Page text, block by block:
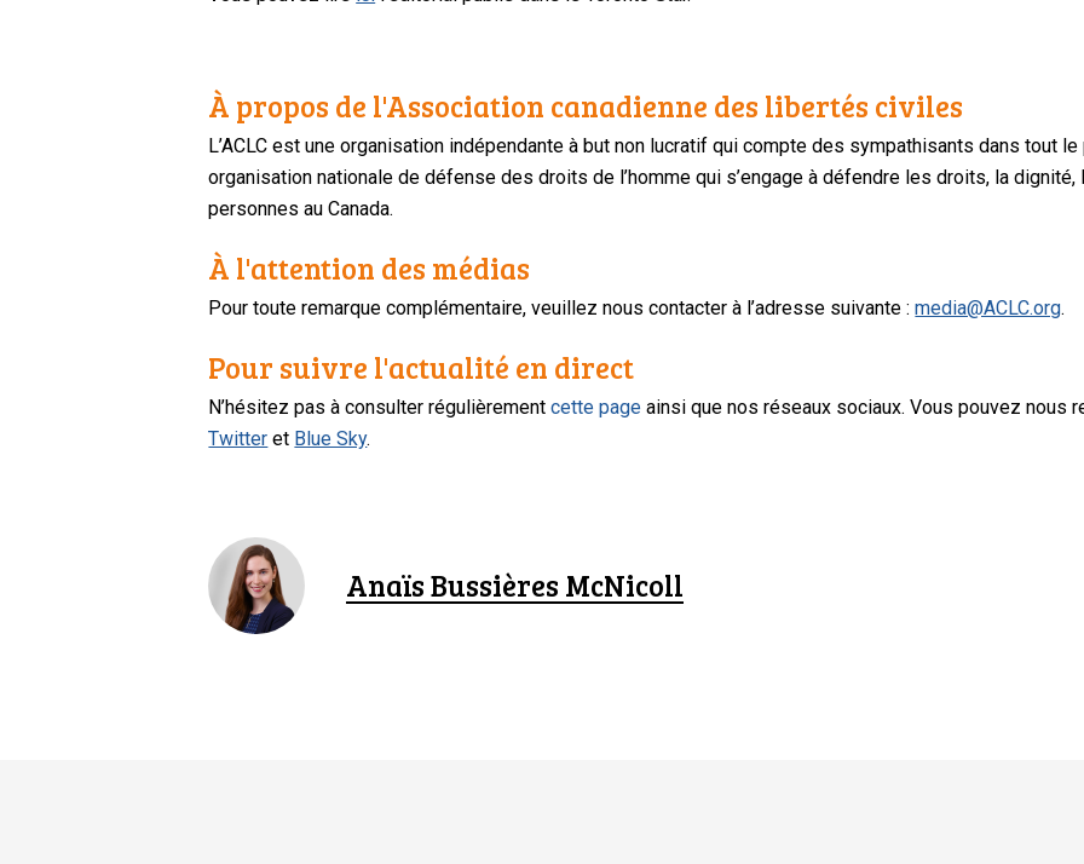
À propos de l'Association canadienne des libertés civiles
L’ACLC est une organisation indépendante à but non lucratif qui compte des sympathisants dans tout le
organisation nationale de défense des droits de l’homme qui s’engage à défendre les droits, la
personnes au Canada.
À l'attention des médias
Pour toute remarque complémentaire, veuillez nous contacter à l’adresse suivante :media@ACLC.org.
Pour suivre l'actualité en direct
N’hésitez pas à consulter régulièrementcette page ainsi que nos réseaux sociaux. Vous pouvez nous
Twitter et Blue Sky.
Anaïs Bussières McNicoll